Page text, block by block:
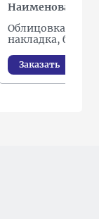
Наименование
Облицовка /
накладка, буфер
Заказать